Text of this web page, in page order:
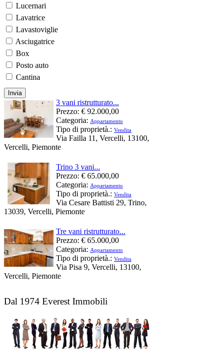
Lucernari
Lavatrice
Lavastoviglie
Asciugatrice
Box
Posto auto
Cantina
3 vani ristrutturato...
Prezzo: € 92.000,00
Categoria: Appartamento
Tipo di proprietà.: Vendita
Via Failla 11, Vercelli, 13100,
Vercelli, Piemonte
Trino 3 vani...
Prezzo: € 65.000,00
Categoria: Appartamento
Tipo di proprietà.: Vendita
Via Cesare Battisti 29, Trino,
13039, Vercelli, Piemonte
Tre vani ristrutturato...
Prezzo: € 65.000,00
Categoria: Appartamento
Tipo di proprietà.: Vendita
Via Pisa 9, Vercelli, 13100,
Vercelli, Piemonte
Dal 1974 Everest Immobili